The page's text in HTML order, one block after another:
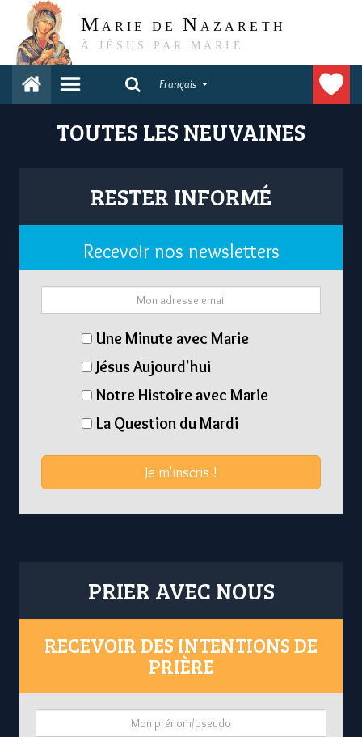
M ARIE DE N AZARETH
À JÉSUS PAR MARIE
Français
TOUTES LES NEUVAINES
RESTER INFORMÉ
Recevoir nos newsletters
Une Minute avec Marie
Jésus Aujourd'hui
Notre Histoire avec Marie
La Question du Mardi
Je m'inscris !
PRIER AVEC NOUS
RECEVOIR DES INTENTIONS DE
PRIÈRE